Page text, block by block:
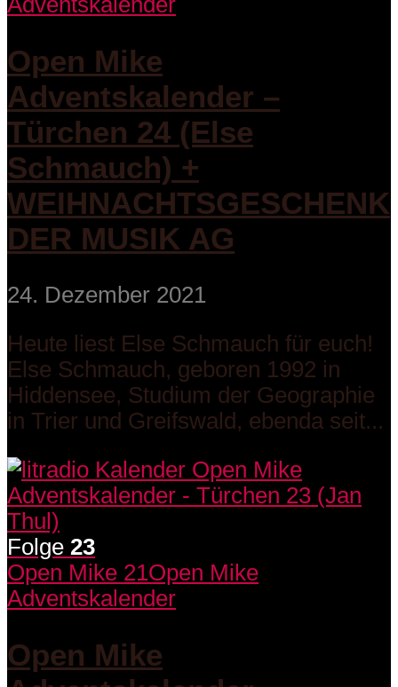
Open Mike
Adventskalender –
Türchen 24 (Else
Schmauch) +
WEIHNACHTSGESCHENK
DER MUSIK AG
24. Dezember 2021
Heute liest Else Schmauch für euch!
Else Schmauch, geboren 1992 in
Hiddensee, Studium der Geographie
in Trier und Greifswald, ebenda seit...
Folge 23
Open Mike 21 Open Mike
Adventskalender
Open Mike